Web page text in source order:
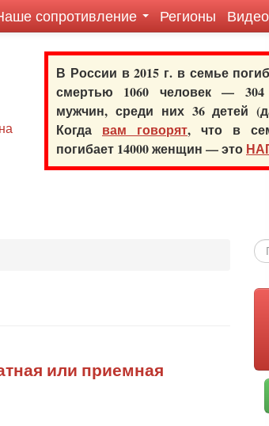
сопротивление Регионы Видео
В России в 2015 г. в семье
смертью 1060 человек —
мужчин, среди них 36 детей
Когда вам говорят, что в
погибает 14000 женщин — это
или приемная